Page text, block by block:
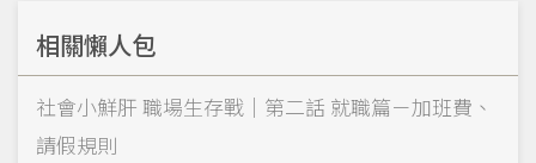
相關懶人包
社會小鮮肝 職場生存戰｜第二話 就職篇－加班費、
請假規則